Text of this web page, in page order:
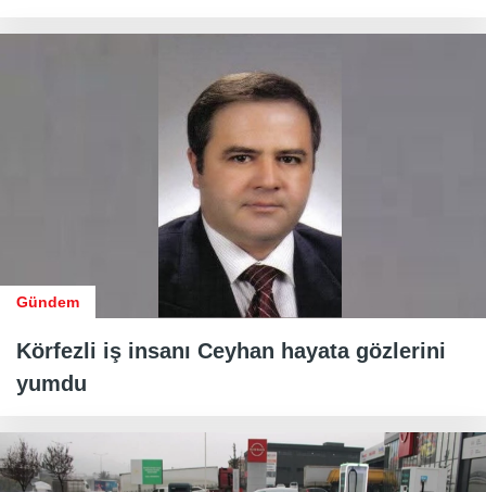
Gündem
Körfezli iş insanı Ceyhan hayata gözlerini
yumdu